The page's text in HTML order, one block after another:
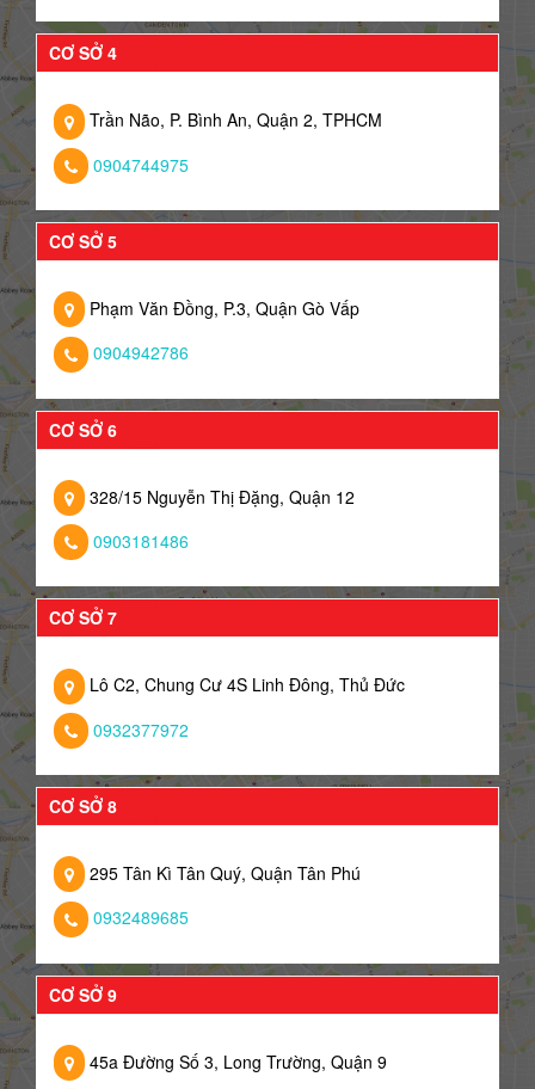
CƠ SỞ 4
Trần Não, P. Bình An, Quận 2, TPHCM
0904744975
CƠ SỞ 5
Phạm Văn Đồng, P.3, Quận Gò Vấp
0904942786
CƠ SỞ 6
328/15 Nguyễn Thị Đặng, Quận 12
0903181486
CƠ SỞ 7
Lô C2, Chung Cư 4S Linh Đông, Thủ Đức
0932377972
CƠ SỞ 8
295 Tân Kì Tân Quý, Quận Tân Phú
0932489685
CƠ SỞ 9
45a Đường Số 3, Long Trường, Quận 9